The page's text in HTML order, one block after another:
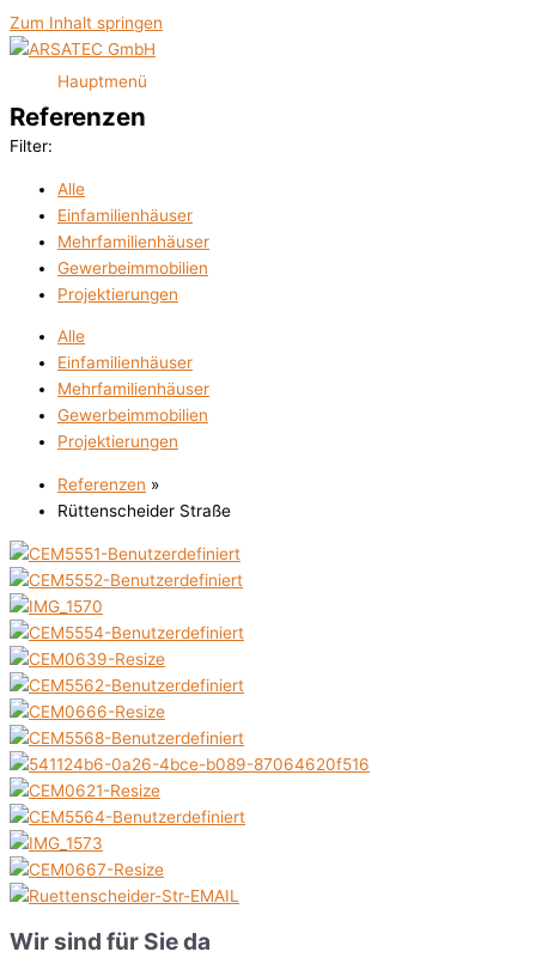
Zum Inhalt springen
Hauptmenü
Referenzen
Filter:
Alle
Einfamilienhäuser
Mehrfamilienhäuser
Gewerbeimmobilien
Projektierungen
Alle
Einfamilienhäuser
Mehrfamilienhäuser
Gewerbeimmobilien
Projektierungen
Referenzen »
Rüttenscheider Straße
Wir sind für Sie da